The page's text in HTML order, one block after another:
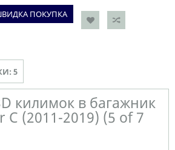
ПОКУПКА
5
килимок в багажник
С (2011-2019) (5 of 7